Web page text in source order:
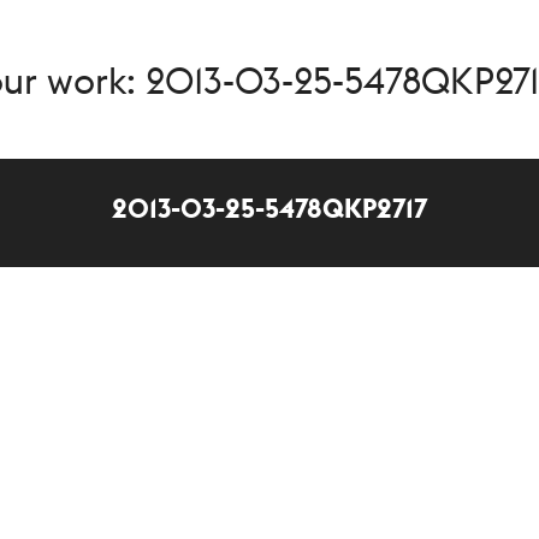
work: 2013-03-25-
2013-03-25-5478QKP2717